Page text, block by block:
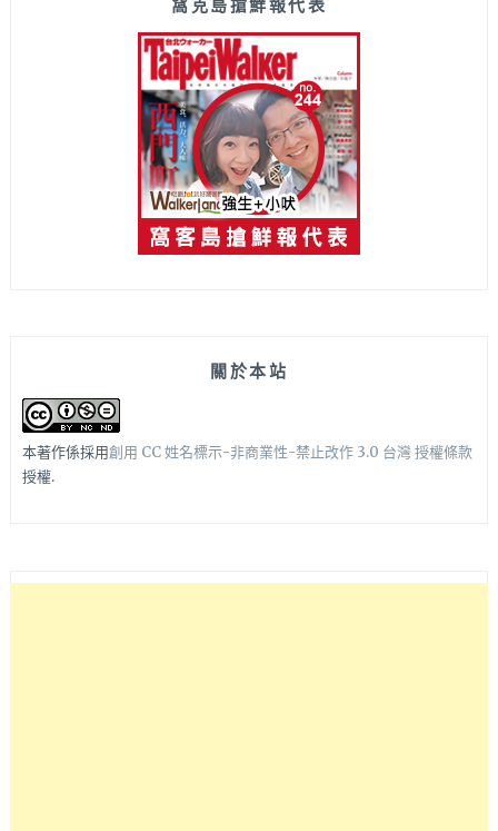
窩克島搶鮮報代表
關於本站
本著作係採用創用 CC 姓名標示-非商業性-禁止改作 3.0 台灣 授權條款
授權.